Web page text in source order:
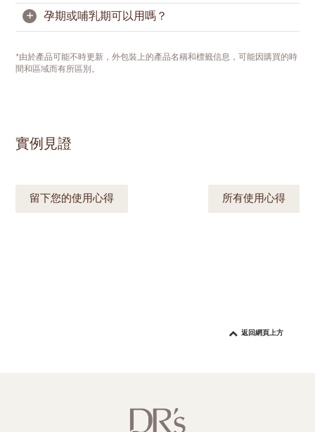
老廢角質。接著塗抹 修護潤唇膏
多餘膏體，打造乾淨服帖的唇部底妝。
從唇部中央開始塗抹絲柔唇膏，輕暈至唇邊，再以面
紙修飾唇緣，呈現利落細緻的唇妝。
可以用作腮紅，不過不建議當眼影使用。因眼周肌膚
針對此用途進行設計與測試。
+ 孕期或哺乳期可以用嗎？
由於每個人的具體情況不一樣，如果您有這方面的顧
慮，我們會建議您徵求醫生的意見。如果您對某些成
*由於產品可能不時更新，外包裝上的產品名稱和標籤信息，可能因購買的時
間和區域而有所區別。
實例見證
留下您的使用心得 所有使用心得
返回網頁上方